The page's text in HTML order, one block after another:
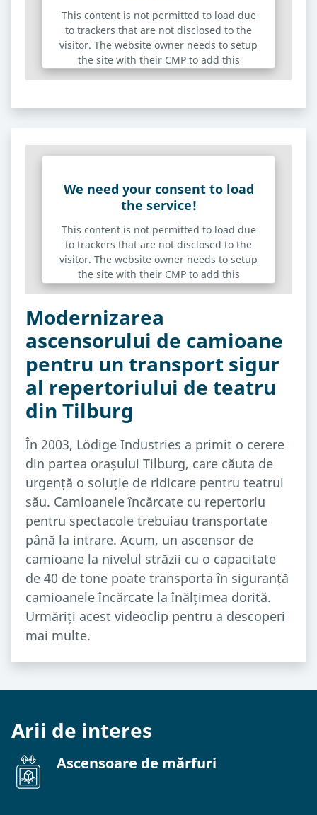
This content is not permitted to load due
to trackers that are not disclosed to the
visitor. The website owner needs to setup
the site with their CMP to add this
content to the list of technologies used.
We need your consent to load
the service!
This content is not permitted to load due
to trackers that are not disclosed to the
visitor. The website owner needs to setup
the site with their CMP to add this
content to the list of technologies used.
Usercentrics Consent Management
Platform
Modernizarea
ascensorului de camioane
pentru un transport sigur
al repertoriului de teatru
din Tilburg
În 2003, Lödige Industries a primit o cerere
din partea orașului Tilburg, care căuta de
urgență o soluție de ridicare pentru teatrul
său. Camioanele încărcate cu repertoriu
pentru spectacole trebuiau transportate
până la intrare. Acum, un ascensor de
camioane la nivelul străzii cu o capacitate
de 40 de tone poate transporta în siguranță
camioanele încărcate la înălțimea dorită.
Urmăriți acest videoclip pentru a descoperi
mai multe.
Arii de interes
Ascensoare de mărfuri